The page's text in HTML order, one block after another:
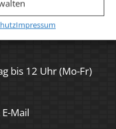
Impressum
(14 Tage)
bis 12 Uhr (Mo-Fr)
Mail